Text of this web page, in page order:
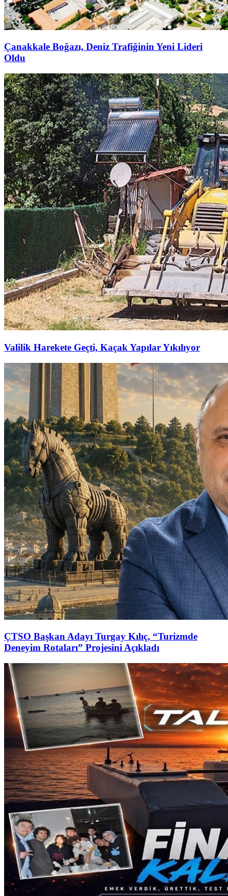
Çanakkale Boğazı, Deniz Trafiğinin Yeni Lideri
Oldu
Valilik Harekete Geçti, Kaçak Yapılar Yıkılıyor
ÇTSO Başkan Adayı Turgay Kılıç, “Turizmde
Deneyim Rotaları” Projesini Açıkladı